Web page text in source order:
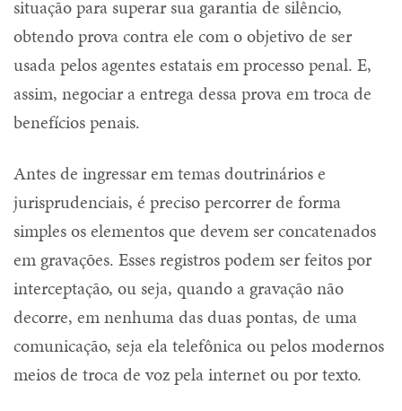
situação para superar sua garantia de silêncio,
obtendo prova contra ele com o objetivo de ser
usada pelos agentes estatais em processo penal. E,
assim, negociar a entrega dessa prova em troca de
benefícios penais.
Antes de ingressar em temas doutrinários e
jurisprudenciais, é preciso percorrer de forma
simples os elementos que devem ser concatenados
em gravações. Esses registros podem ser feitos por
interceptação, ou seja, quando a gravação não
decorre, em nenhuma das duas pontas, de uma
comunicação, seja ela telefônica ou pelos modernos
meios de troca de voz pela internet ou por texto.